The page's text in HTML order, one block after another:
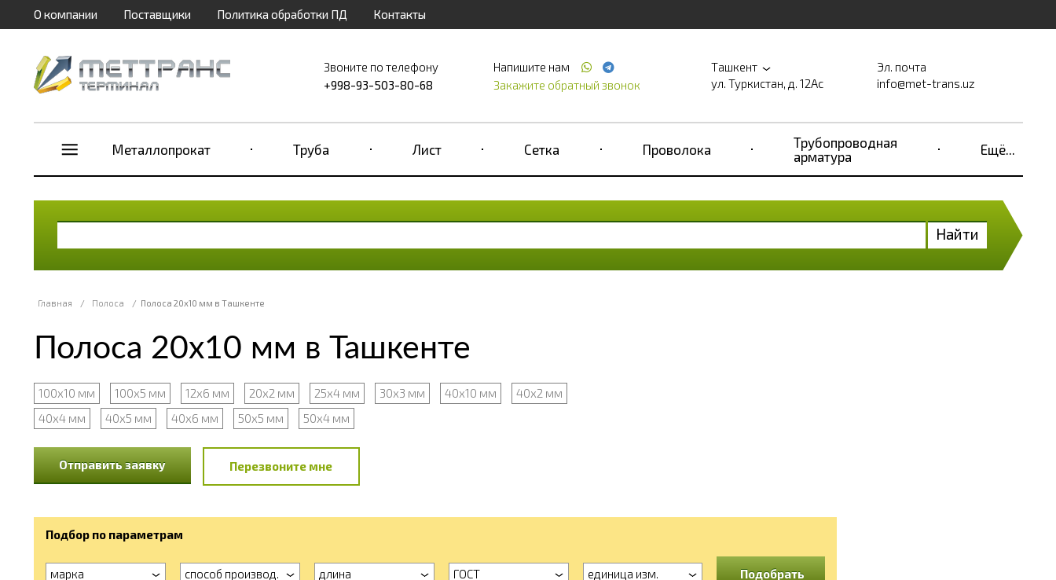
О компании Поставщики Политика обработки ПД Контакты
Звоните по телефону
+998-93-503-80-68
Напишите нам
Закажите обратный звонок
Ташкент
ул. Туркистан, д. 12Ас
Эл. почта
info@met-trans.uz
Металлопрокат Труба Лист Сетка Проволока
Трубопроводная
арматура
Ещё...
Найти
Главная / Полоса / Полоса 20х10 мм в Ташкенте
Полоса 20х10 мм в Ташкенте
100x10 мм 100x5 мм 12х6 мм 20x2 мм 25x4 мм 30х3 мм 40х10 мм
40х2 мм
40х4 мм
40х5 мм 40х6 мм 50x5 мм 50х4 мм
Отправить заявку Перезвоните мне
Подбор по параметрам
марка способ производ. длина ГОСТ единица изм. Подобрать